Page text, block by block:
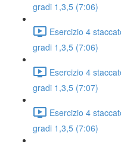
gradi 1,3,5 (7:06)
Esercizio 4
gradi 1,3,5 (7:06)
Esercizio 4
gradi 1,3,5 (7:07)
Esercizio 4
gradi 1,3,5 (7:06)